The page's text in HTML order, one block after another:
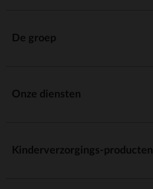
De groep
Onze diensten
Kinderverzorgings-producten